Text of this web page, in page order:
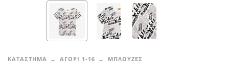
ΚΑΤΑΣΤΗΜΑ ΑΓΟΡΙ 1-16 ΜΠΛΟΥΖΕΣ